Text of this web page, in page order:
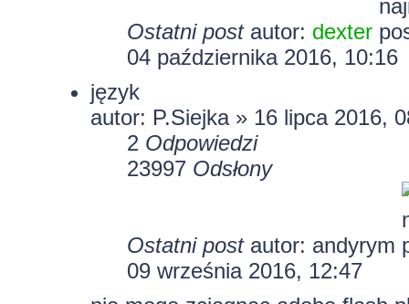
Ostatni post autor: dexter
04 października 2016, 10:16
język
autor: P.Siejka » 16 lipca 2016,
2 Odpowiedzi
23997 Odsłony
Ostatni post autor: andyrym
09 września 2016, 12:47